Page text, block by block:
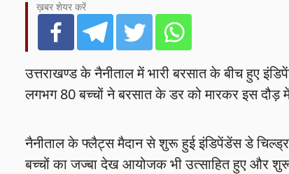
ख़बर शेयर करें
उत्तराखण्ड के नैनीताल में भारी बरसात के बीच हुए
लगभग 80 बच्चों ने बरसात के डर को मारकर इस दौड़
नैनीताल के फ्लैट्स मैदान से शुरू हुई इंडिपेंडेंस डे
बच्चों का जज्बा देख आयोजक भी उत्साहित हुए और शुरू